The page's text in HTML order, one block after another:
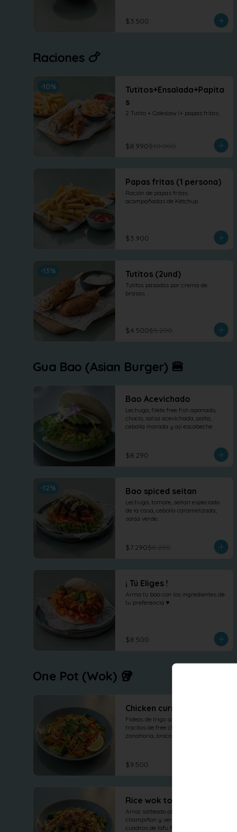
$3.500
Raciones 🍗
-10%
Tutitos+Ensalada+Papita
s
2 Tutito + Coleslaw l+ papas fritas.
$8.990$10.000
Papas fritas (1 persona)
Ración de papas fritas
acompañadas de Kétchup
$3.900
-13% Tutitos (2und)
Tutitos pasados por crema de
brasas .
$4.500$5.200
Gua Bao (Asian Burger) 🍔
Bao Acevichado
Lechuga, filete free fish apanado,
choclo, salsa acevichada, palta,
cebolla morada y ají escabeche
$8.290
-12% Bao spiced seitan
Lechuga, tomate, seitan especiado
de la casa, cebolla caramelizada,
salsa verde.
$7.290$8.290
¡ Tú Eliges !
Arma tu bao con los ingredientes de
tu preferencia ♥
$8.500
One Pot (Wok) 🥡
Chicken curry
Fideos de trigo salteados con
trocitos de free chicken, pimenton,
zanahoria, brocoli y cebolla al wok
$9.500
Rice wok tofu teriyaki
Arroz salteado al wok con
champiñon y verduras frescas,
cuadros de tofu frito con topping